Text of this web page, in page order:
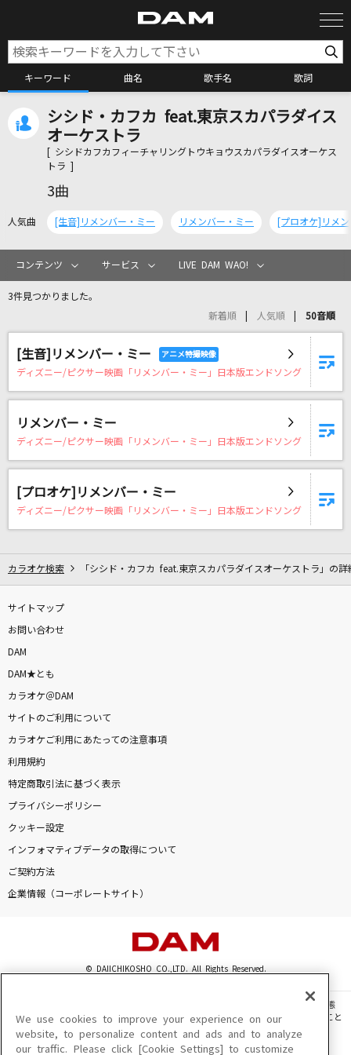
キーワード 曲名 歌手名 歌詞
カラオケ検索
カラオケリクエスト
全国りれき
リアルタイムで歌われている曲の一覧
[生音]蒲公英-たんぽぽ-
19
[生音]ライオン
May'n/中島愛
RADWIMPS
amazarashi
ールズ・ダウン]
Alan Walker, Noah Cyrus & Digital Farm Animals
情熱
UA(ううあ)
USOTSUKI
Mysterious Flower
松任谷由実(荒井由実)
DARMA GRAND PRIX
ヨルシカ
れるりり feat.初音ミク&GUMI
もっと見る
カラオケ最新情報をチェック！
シシド・カフカ feat.東京スカパラダイス
オーケストラ
[ シシドカフカフィーチャリングトウキョウスカパラダイスオーケス
トラ ]
3曲
人気曲 [生音]リメンバー・ミー リメンバー・ミー
コンテンツ サービス LIVE DAM WAO!
3件見つかりました。
新着順 人気順 50音順
[生音]リメンバー・ミー
ディズニー/ピクサー映画「リメンバー・ミー」日本版エンドソング
リメンバー・ミー
ディズニー/ピクサー映画「リメンバー・ミー」日本版エンドソング
[プロオケ]リメンバー・ミー
ディズニー/ピクサー映画「リメンバー・ミー」日本版エンドソング
カラオケ検索 「シシド・カフカ feat.東京スカパラダイスオーケストラ」の詳
サイトマップ
お問い合わせ
DAM
DAM★とも
カラオケ＠DAM
サイトのご利用について
カラオケご利用にあたっての注意事項
利用規約
特定商取引法に基づく表示
プライバシーポリシー
クッキー設定
インフォマティブデータの取得について
ご契約方法
企業情報（コーポレートサイト）
© DAIICHIKOSHO CO.,LTD. All Rights Reserved.
このサイトに掲載されている一切の文章・画像・写真・動画・音声等を、手段や形態
を問わず、著作権法の定める範囲を超えて無断で複製、転載、ファイル化などすること
を禁じます。
楽曲及びコンテンツは、機種によりご利用いただけない場合があります。
We use cookies to improve your experience on our
website, to personalize content and ads and to analyze
our traffic. Please click [Cookie Settings] to customize